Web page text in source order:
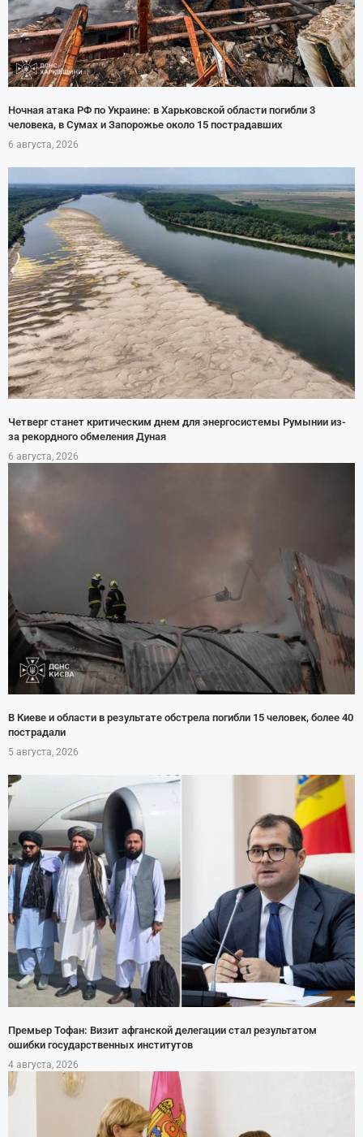
Ночная атака РФ по Украине: в Харьковской области погибли 3
человека, в Сумах и Запорожье около 15 пострадавших
6 августа, 2026
Четверг станет критическим днем для энергосистемы Румынии из-
за рекордного обмеления Дуная
6 августа, 2026
В Киеве и области в результате обстрела погибли 15 человек, более 40
пострадали
5 августа, 2026
Премьер Тофан: Визит афганской делегации стал результатом
ошибки государственных институтов
4 августа, 2026